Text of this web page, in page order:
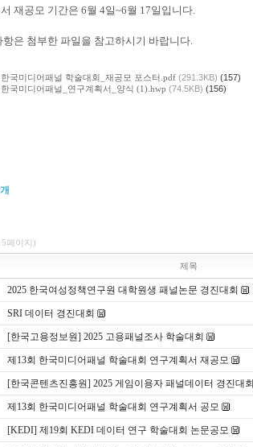
재공모 기간은 6월 4일~6월 17일입니다.
항은 첨부한 파일을 참고하시기 바랍니다.
국미디어패널 학술대회_재공모 포스터.pdf (291.3KB) (157)
국미디어패널_연구계획서_양식 (1).hwp (74.5KB) (156)
개
페이지)
제목
2025 한국여성정책연구원 대학원생 패널논문 경진대회
​SRI 데이터 경진대회
[한국고용정보원] 2025 고용패널조사 학술대회
제13회 한국미디어패널 학술대회 연구계획서 재공모
[한국콘텐츠진흥원] 2025 게임이용자 패널데이터 경진대회
제13회 한국미디어패널 학술대회 연구계획서 공모
[KEDI] 제19회 KEDI 데이터 연구 학술대회 논문공모